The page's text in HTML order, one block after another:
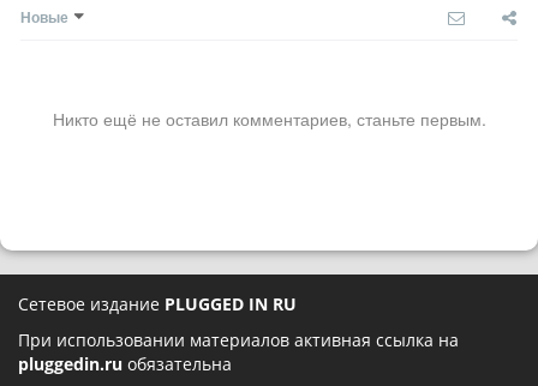
Новые
Никто ещё не оставил комментариев, станьте первым.
Сетевое издание PLUGGED IN RU
При использовании материалов активная ссылка на
pluggedin.ru обязательна